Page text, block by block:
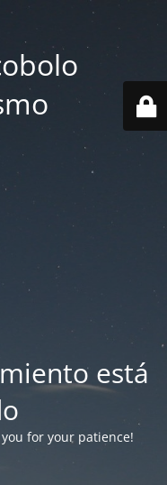
está
for your patience!